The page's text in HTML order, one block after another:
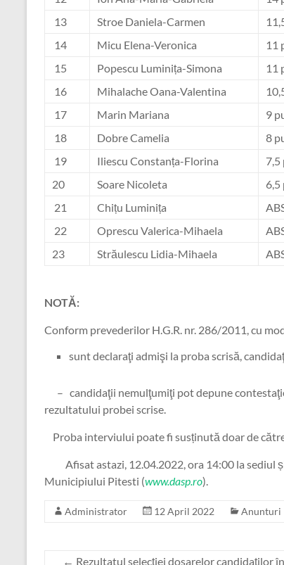
13
Stroe Daniela-Carmen
14
Micu Elena-Veronica 11
15
Popescu Luminița-Simona 11
16
Mihalache Oana-Valentina
17
Marin Mariana 9
18
Dobre Camelia 8
19
Iliescu Constanța-Florina 7,5
20
Soare Nicoleta 6,5
21
Chițu Luminița
22
Oprescu Valerica-Mihaela
23
Străulescu Lidia-Mihaela
NOTĂ:
Conform prevederilor H.G.R. nr. 286/2011, cu
sunt declaraţi admişi la proba scrisă,
– candidaţii nemulţumiţi pot depune
rezultatului probei scrise.
Proba interviului poate fi susținută doar de
Afisat astazi, 12.04.2022, ora 14:00 la sediul
Municipiului Pitesti (www.dasp.ro).
Administrator 12 April 2022 Anunturi
← Rezultatul selecţiei dosarelor candidaţilor